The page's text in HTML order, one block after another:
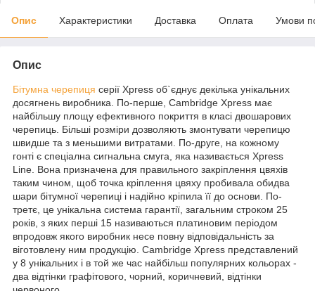
Опис Характеристики Доставка Оплата Умови
Опис
Бітумна черепиця серії Xpress об`єднує декілька унікальних
досягнень виробника. По-перше, Cambridge Xpress має
найбільшу площу ефективного покриття в класі двошарових
черепиць. Більші розміри дозволяють змонтувати черепицю
швидше та з меньшими витратами. По-друге, на кожному
гонті є спеціална сигнальна смуга, яка називається Xpress
Line. Вона призначена для правильного закріплення цвяхів
таким чином, щоб точка кріплення цвяху пробивала обидва
шари бітумної черепиці і надійно кріпила її до основи. По-
третє, це унікальна система гарантії, загальним строком 25
років, з яких перші 15 називаються платиновим періодом
впродовж якого виробник несе повну відповідальність за
віготовлену ним продукцію. Cambridge Xpress представлений
у 8 унікальних і в той же час найбільш популярних кольорах -
два відтінки графітового, чорний, коричневий, відтінки